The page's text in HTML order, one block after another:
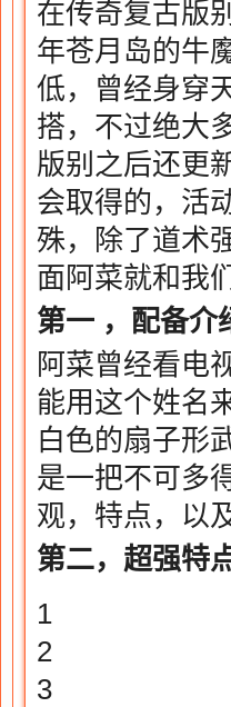
在传奇复古版
年苍月岛的牛
低，曾经身穿
搭，不过绝大
版别之后还更
会取得的，活
殊，除了道术
面阿菜就和我
第一 ，配备介
阿菜曾经看电
能用这个姓名
白色的扇子形
是一把不可多
观，特点，以
第二，超强特
1
2
3